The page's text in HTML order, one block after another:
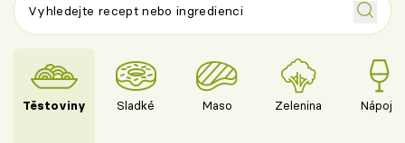
Těstoviny Sladké Maso Zelenina Nápoje